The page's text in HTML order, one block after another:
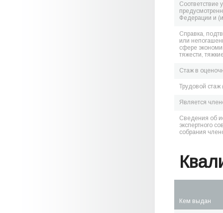
Соответствие
Федерации и
Справка,
или
сфере
тяжести,
Стаж в
Трудовой стаж
Является
Сведения об
экспертного
собрания
Кем выдан